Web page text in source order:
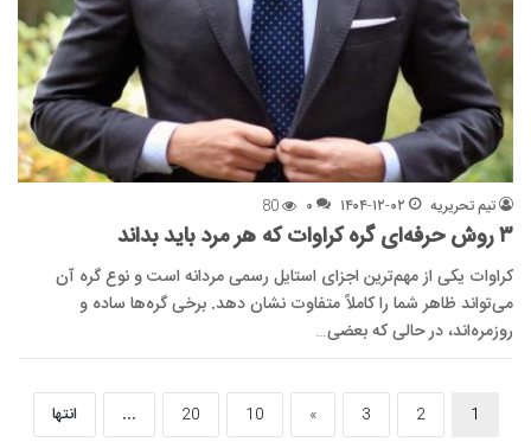
تیم تحریریه ۱۴۰۴-۱۲-۰۲ ۰ 80
۳ روش حرفه‌ای گره کراوات که هر مرد باید بداند
کراوات یکی از مهم‌ترین اجزای استایل رسمی مردانه است و نوع گره آن
می‌تواند ظاهر شما را کاملاً متفاوت نشان دهد. برخی گره‌ها ساده و
روزمره‌اند، در حالی که بعضی…
1
2
3
»
10
20
... انتها